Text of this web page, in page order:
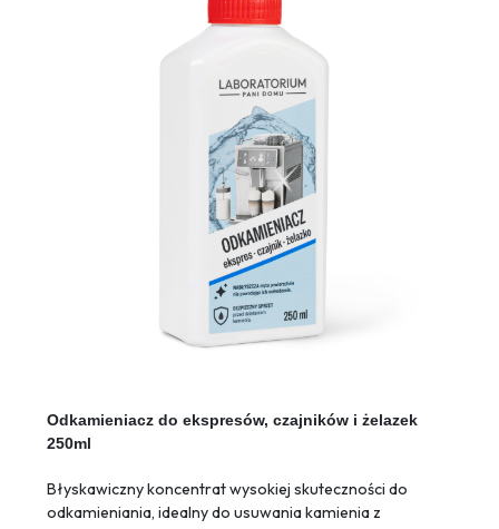
Odkamieniacz do ekspresów, czajników i żelazek
250ml
Błyskawiczny koncentrat wysokiej skuteczności do
odkamieniania, idealny do usuwania kamienia z